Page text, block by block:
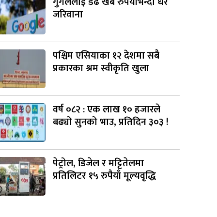
जरिवाना
पश्चिम एसियाका १२ देशमा सबै
प्रकारका श्रम स्वीकृति खुला
वर्ष ०८२ : एक लाख १० हजारले
बढ्यो सुनको भाउ, प्रतिदिन ३०३ !
पेट्रोल, डिजेल र मट्टितेलमा
प्रतिलिटर १५ रुपैयाँ मूल्यवृद्धि